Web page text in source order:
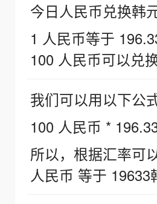
今日人民币兑换韩
1 人民币等于
100 人民币可以兑
我们可以用以下公
100 人民币 *
所以，根据汇率可
人民币 等于